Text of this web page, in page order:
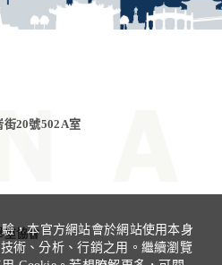
街20號502A室
協會
，本官方網站會於網站使用本身
術、分析、行銷之用。繼續瀏覽